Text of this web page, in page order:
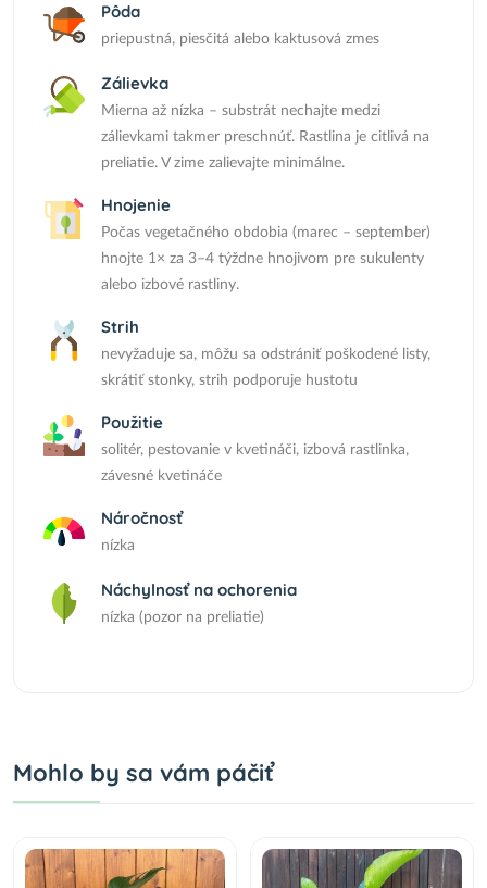
Pôda
priepustná, piesčitá alebo kaktusová zmes
Zálievka
Mierna až nízka – substrát nechajte medzi
zálievkami takmer preschnúť. Rastlina je citlivá na
preliatie. V zime zalievajte minimálne.
Hnojenie
Počas vegetačného obdobia (marec – september)
hnojte 1× za 3–4 týždne hnojivom pre sukulenty
alebo izbové rastliny.
Strih
nevyžaduje sa, môžu sa odstrániť poškodené listy,
skrátiť stonky, strih podporuje hustotu
Použitie
solitér, pestovanie v kvetináči, izbová rastlinka,
závesné kvetináče
Náročnosť
nízka
Náchylnosť na ochorenia
nízka (pozor na preliatie)
Mohlo by sa vám páčiť